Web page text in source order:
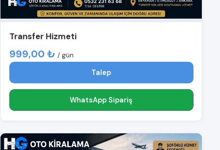
Transfer Hizmeti
999,00 ₺ / gün
Talep
WhatsApp Sipariş